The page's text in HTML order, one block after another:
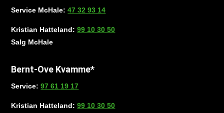
Service McHale:47 32 93 14
Kristian Hatteland:99 10 30 50
Salg McHale
Bernt-Ove Kvamme*
Service:97 61 19 17
Kristian Hatteland:99 10 30 50